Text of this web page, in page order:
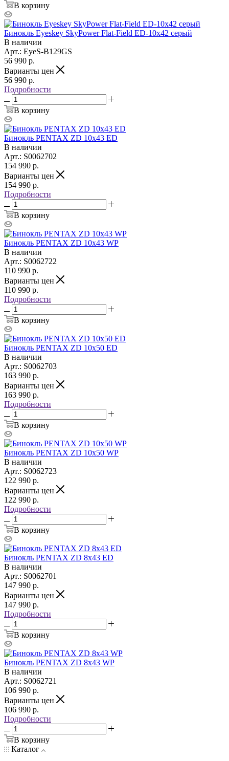
В корзину
Бинокль Eyeskey SkyPower Flat-Field ED-10x42 серый
В наличии
Арт.: EyeS-B129GS
56 990 р.
Варианты цен
56 990 р.
Подробности
В корзину
Бинокль PENTAX ZD 10x43 ED
В наличии
Арт.: S0062702
154 990 р.
Варианты цен
154 990 р.
Подробности
В корзину
Бинокль PENTAX ZD 10x43 WP
В наличии
Арт.: S0062722
110 990 р.
Варианты цен
110 990 р.
Подробности
В корзину
Бинокль PENTAX ZD 10x50 ED
В наличии
Арт.: S0062703
163 990 р.
Варианты цен
163 990 р.
Подробности
В корзину
Бинокль PENTAX ZD 10x50 WP
В наличии
Арт.: S0062723
122 990 р.
Варианты цен
122 990 р.
Подробности
В корзину
Бинокль PENTAX ZD 8x43 ED
В наличии
Арт.: S0062701
147 990 р.
Варианты цен
147 990 р.
Подробности
В корзину
Бинокль PENTAX ZD 8x43 WP
В наличии
Арт.: S0062721
106 990 р.
Варианты цен
106 990 р.
Подробности
В корзину
Каталог